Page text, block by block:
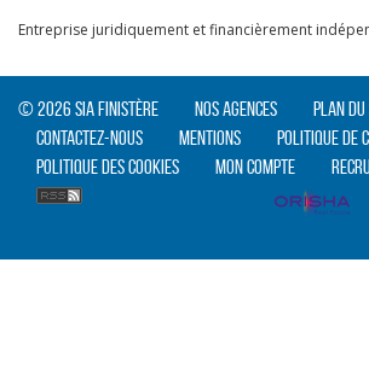
Entreprise juridiquement et financièrement
© 2026 SIA Finistère Nos agences
Plan
Contactez-nous
Mentions
Politique de
Politique des cookies
Mon compte